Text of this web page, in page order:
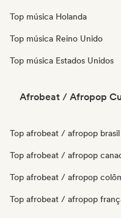
Top música Holanda
Top música Reino Unido
Top música Estados Unidos
Afrobeat / Afropop
Top afrobeat / afropop brasil
Top afrobeat / afropop
Top afrobeat / afropop
Top afrobeat / afropop